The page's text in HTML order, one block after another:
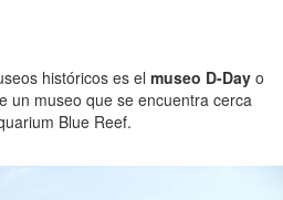
históricos es el museo D-Day o
un museo que se encuentra cerca
Blue Reef.